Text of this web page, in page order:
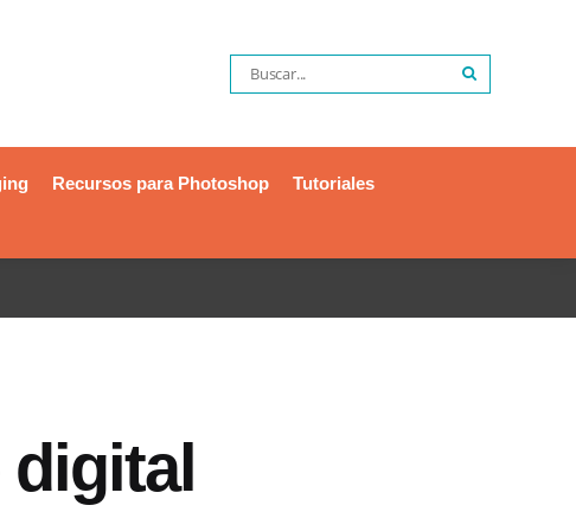
Recursos para Photoshop
Tutoriales
digital